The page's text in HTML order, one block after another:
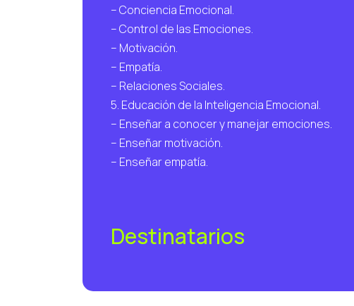
– Conciencia Emocional.
– Control de las Emociones.
– Motivación.
– Empatía.
– Relaciones Sociales.
5. Educación de la Inteligencia Emocional.
– Enseñar a conocer y manejar emociones.
– Enseñar motivación.
– Enseñar empatía.
Destinatarios